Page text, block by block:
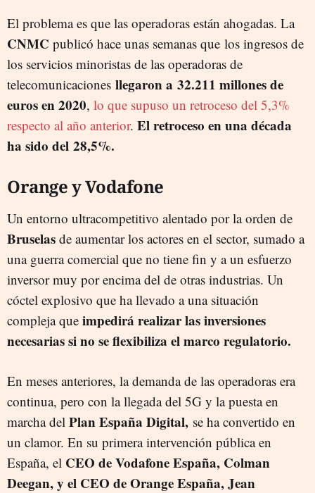
El problema es que las operadoras están ahogadas. La
CNMC publicó hace unas semanas que los ingresos de
los servicios minoristas de las operadoras de
telecomunicaciones llegaron a 32.211 millones de
euros en 2020, lo que supuso un retroceso del 5,3%
respecto al año anterior. El retroceso en una década
ha sido del 28,5%.
Orange y Vodafone
Un entorno ultracompetitivo alentado por la orden de
Bruselas de aumentar los actores en el sector, sumado a
una guerra comercial que no tiene fin y a un esfuerzo
inversor muy por encima del de otras industrias. Un
cóctel explosivo que ha llevado a una situación
compleja que impedirá realizar las inversiones
necesarias si no se flexibiliza el marco regulatorio.
En meses anteriores, la demanda de las operadoras era
continua, pero con la llegada del 5G y la puesta en
marcha del Plan España Digital, se ha convertido en
un clamor. En su primera intervención pública en
España, el CEO de Vodafone España, Colman
Deegan, y el CEO de Orange España, Jean